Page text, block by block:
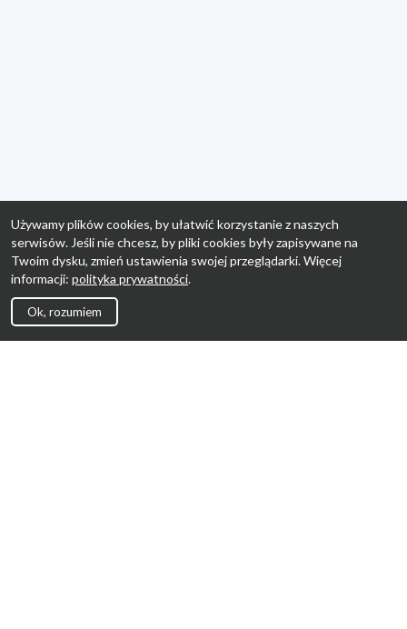
Używamy plików cookies, by ułatwić korzystanie z naszych
serwisów. Jeśli nie chcesz, by pliki cookies były zapisywane na
Twoim dysku, zmień ustawienia swojej przeglądarki. Więcej
informacji: polityka prywatności.
Ok, rozumiem